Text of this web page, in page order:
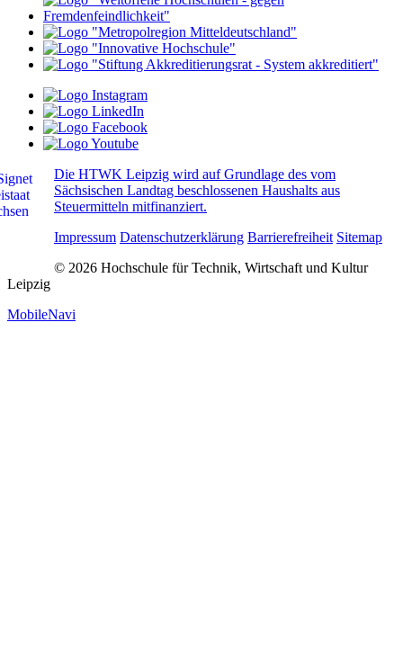
Die HTWK Leipzig wird auf Grundlage des vom
Sächsischen Landtag beschlossenen Haushalts aus
Steuermitteln mitfinanziert.
Impressum Datenschutzerklärung Barrierefreiheit Sitemap
© 2026 Hochschule für Technik, Wirtschaft und Kultur
Leipzig
MobileNavi